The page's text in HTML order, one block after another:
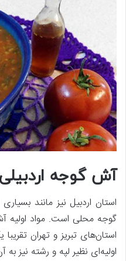
آش گوجه اردبیلی
استان اردبیل نیز مانند
گوجه محلی است. مواد اولیه
استان‌های تبریز و تهران
اولیه‌ای نظیر لپه و رشته نیز به